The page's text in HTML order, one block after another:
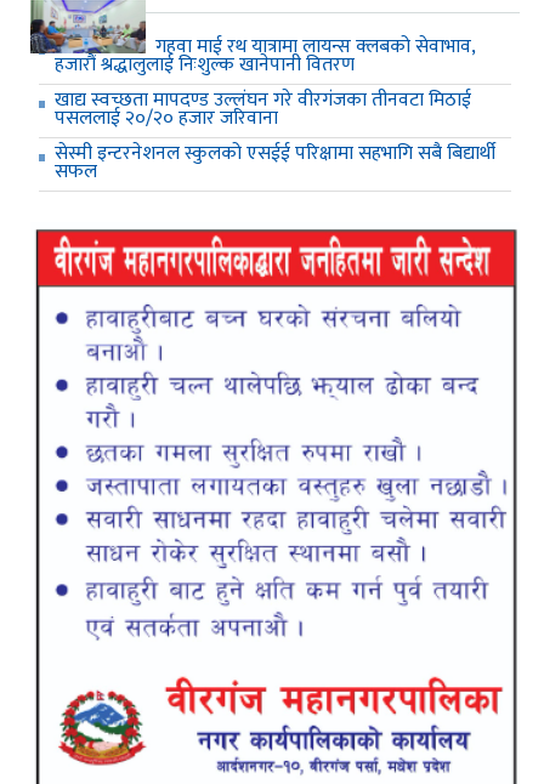
गहवा माई रथ यात्रामा लायन्स क्लबको सेवाभाव,
हजारौं श्रद्धालुलाई निःशुल्क खानेपानी वितरण
खाद्य स्वच्छता मापदण्ड उल्लंघन गरे वीरगंजका तीनवटा मिठाई
पसललाई २०/२० हजार जरिवाना
सेस्मी इन्टरनेशनल स्कुलको एसईई परिक्षामा सहभागि सबै बिद्यार्थी
सफल